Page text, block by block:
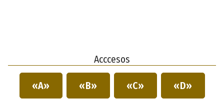
Acccesos
«A» «B» «C» «D»